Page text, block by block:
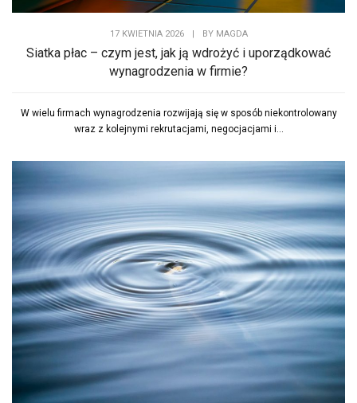
17 KWIETNIA 2026 | BY MAGDA
Siatka płac – czym jest, jak ją wdrożyć i uporządkować
wynagrodzenia w firmie?
W wielu firmach wynagrodzenia rozwijają się w sposób niekontrolowany
wraz z kolejnymi rekrutacjami, negocjacjami i...